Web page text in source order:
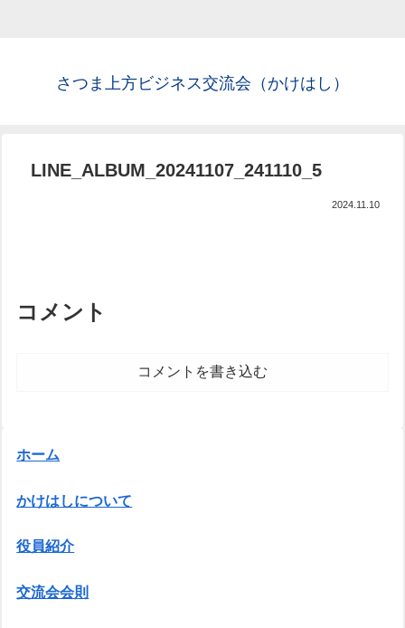
さつま上方ビジネス交流会（かけはし）
LINE_ALBUM_20241107_241110_5
2024.11.10
コメント
コメントを書き込む
ホーム
かけはしについて
役員紹介
交流会会則